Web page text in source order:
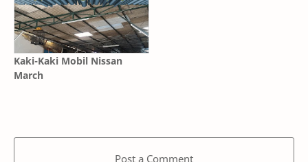
Kaki-Kaki Mobil Nissan
March
Post a Comment